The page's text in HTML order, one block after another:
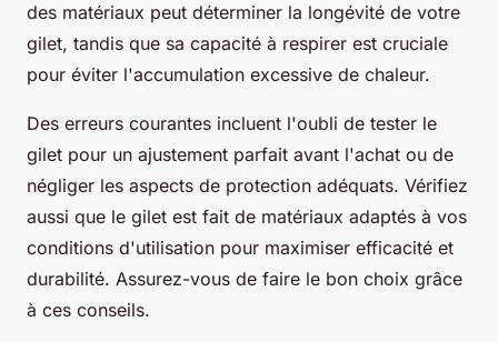
des matériaux peut déterminer la longévité de votre
gilet, tandis que sa capacité à respirer est cruciale
pour éviter l'accumulation excessive de chaleur.
Des erreurs courantes incluent l'oubli de tester le
gilet pour un ajustement parfait avant l'achat ou de
négliger les aspects de protection adéquats. Vérifiez
aussi que le gilet est fait de matériaux adaptés à vos
conditions d'utilisation pour maximiser efficacité et
durabilité. Assurez-vous de faire le bon choix grâce
à ces conseils.